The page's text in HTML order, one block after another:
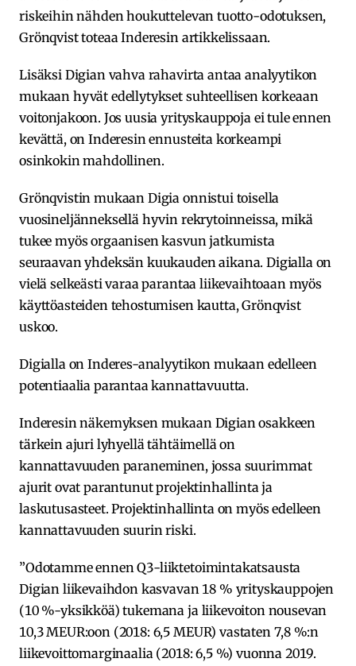
riskeihin nähden houkuttelevan tuotto-odotuksen,
Grönqvist toteaa Inderesin artikkelissaan.
Lisäksi Digian vahva rahavirta antaa analyytikon
mukaan hyvät edellytykset suhteellisen korkeaan
voitonjakoon. Jos uusia yrityskauppoja ei tule ennen
kevättä, on Inderesin ennusteita korkeampi
osinkokin mahdollinen.
Grönqvistin mukaan Digia onnistui toisella
vuosineljänneksellä hyvin rekrytoinneissa, mikä
tukee myös orgaanisen kasvun jatkumista
seuraavan yhdeksän kuukauden aikana. Digialla on
vielä selkeästi varaa parantaa liikevaihtoaan myös
käyttöasteiden tehostumisen kautta, Grönqvist
uskoo.
Digialla on Inderes-analyytikon mukaan edelleen
potentiaalia parantaa kannattavuutta.
Inderesin näkemyksen mukaan Digian osakkeen
tärkein ajuri lyhyellä tähtäimellä on
kannattavuuden paraneminen, jossa suurimmat
ajurit ovat parantunut projektinhallinta ja
laskutusasteet. Projektinhallinta on myös edelleen
kannattavuuden suurin riski.
”Odotamme ennen Q3-liiktetoimintakatsausta
Digian liikevaihdon kasvavan 18 % yrityskauppojen
(10 %-yksikköä) tukemana ja liikevoiton nousevan
10,3 MEUR:oon (2018: 6,5 MEUR) vastaten 7,8 %:n
liikevoittomarginaalia (2018: 6,5 %) vuonna 2019.